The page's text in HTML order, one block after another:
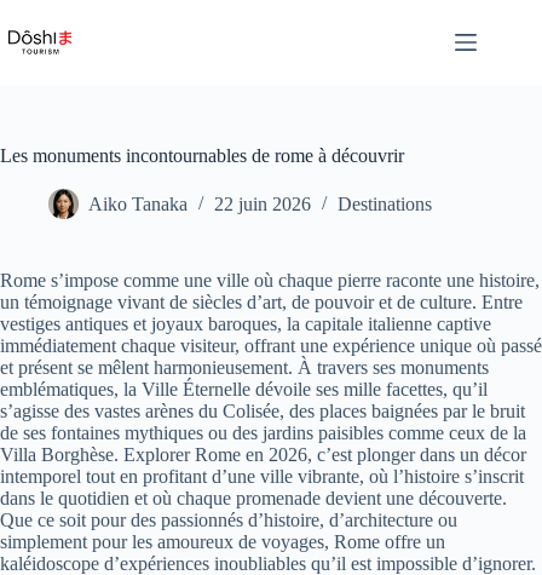
au
contenu
Les monuments incontournables de rome à découvrir
Aiko Tanaka 22 juin 2026 Destinations
Rome s’impose comme une ville où chaque pierre raconte une histoire,
un témoignage vivant de siècles d’art, de pouvoir et de culture. Entre
vestiges antiques et joyaux baroques, la capitale italienne captive
immédiatement chaque visiteur, offrant une expérience unique où passé
et présent se mêlent harmonieusement. À travers ses monuments
emblématiques, la Ville Éternelle dévoile ses mille facettes, qu’il
s’agisse des vastes arènes du Colisée, des places baignées par le bruit
de ses fontaines mythiques ou des jardins paisibles comme ceux de la
Villa Borghèse. Explorer Rome en 2026, c’est plonger dans un décor
intemporel tout en profitant d’une ville vibrante, où l’histoire s’inscrit
dans le quotidien et où chaque promenade devient une découverte.
Que ce soit pour des passionnés d’histoire, d’architecture ou
simplement pour les amoureux de voyages, Rome offre un
kaléidoscope d’expériences inoubliables qu’il est impossible d’ignorer.